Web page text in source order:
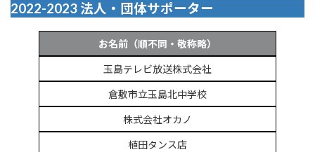
2022-2023 法人・団体サポーター
お名前（順不同・敬称略）
玉島テレビ放送株式会社
倉敷市立玉島北中学校
株式会社オカノ
植田タンス店